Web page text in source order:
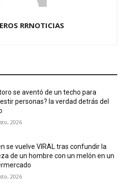
RRNOTICIAS
se aventó de un techo para
personas? la verdad detrás del
2026
se vuelve VIRAL tras confundir la
de un hombre con un melón en un
2026